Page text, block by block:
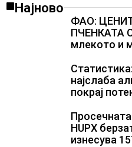
Најново
ФАО:
ПЧЕНКАТА
млекото и
најслаба
покрај
Просечната
HUPX
изнесува